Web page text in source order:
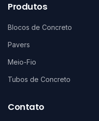
Produtos
Blocos de Concreto
Pavers
Meio-Fio
Tubos de Concreto
Contato